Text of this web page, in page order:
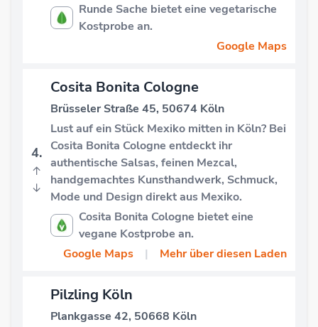
Runde Sache bietet eine vegetarische
Kostprobe an.
Google Maps
4.
↑
↓
Cosita Bonita Cologne
Brüsseler Straße 45, 50674 Köln
Lust auf ein Stück Mexiko mitten in Köln? Bei
Cosita Bonita Cologne entdeckt ihr
authentische Salsas, feinen Mezcal,
handgemachtes Kunsthandwerk, Schmuck,
Mode und Design direkt aus Mexiko.
Cosita Bonita Cologne bietet eine
vegane Kostprobe an.
Google Maps
| Mehr über diesen Laden
Pilzling Köln
Plankgasse 42, 50668 Köln